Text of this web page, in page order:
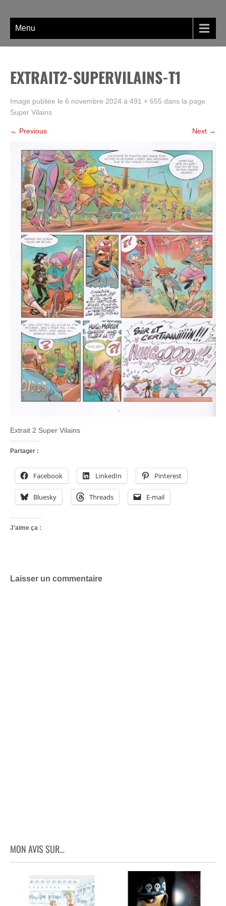
contentMenu
EXTRAIT2-SUPERVILAINS-T1
Image publiée le 6 novembre 2024 à 491 × 655 dans la page
Super Vilains
← Previous Next →
Extrait 2 Super Vilains
Partager :
Facebook LinkedIn Pinterest
Bluesky Threads E-mail
J’aime ça :
Laisser un commentaire
MON AVIS SUR…